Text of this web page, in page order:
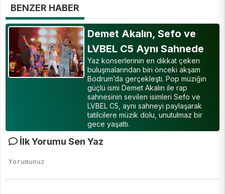
BENZER HABER
Demet Akalın, Sefo ve
LVBEL C5 Aynı Sahnede
Yaz konserlerinin en dikkat çeken
buluşmalarından biri önceki akşam
Bodrum’da gerçekleşti. Pop müziğin
güçlü ismi Demet Akalın ile rap
sahnesinin sevilen isimleri Sefo ve
LVBEL C5, aynı sahneyi paylaşarak
tatilcilere müzik dolu, unutulmaz bir
gece yaşattı.
İlk Yorumu Sen Yaz